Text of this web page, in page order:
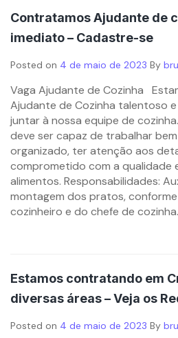
Contratamos Ajudante de
imediato – Cadastre-se
Posted on 4 de maio de 2023 By
Vaga Ajudante de Cozinha
Ajudante de Cozinha talentoso
juntar à nossa equipe de
deve ser capaz de trabalhar
organizado, ter atenção aos
comprometido com a qualidade
alimentos. Responsabilidades:
montagem dos pratos,
cozinheiro e do chefe de cozinha.
Estamos contratando em
diversas áreas – Veja os
Posted on 4 de maio de 2023 By